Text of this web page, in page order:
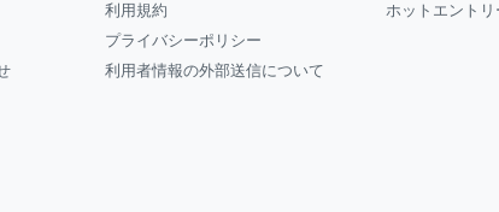
利用規約
プライバシーポリシー
利用者情報の外部送信について
ホットエントリ